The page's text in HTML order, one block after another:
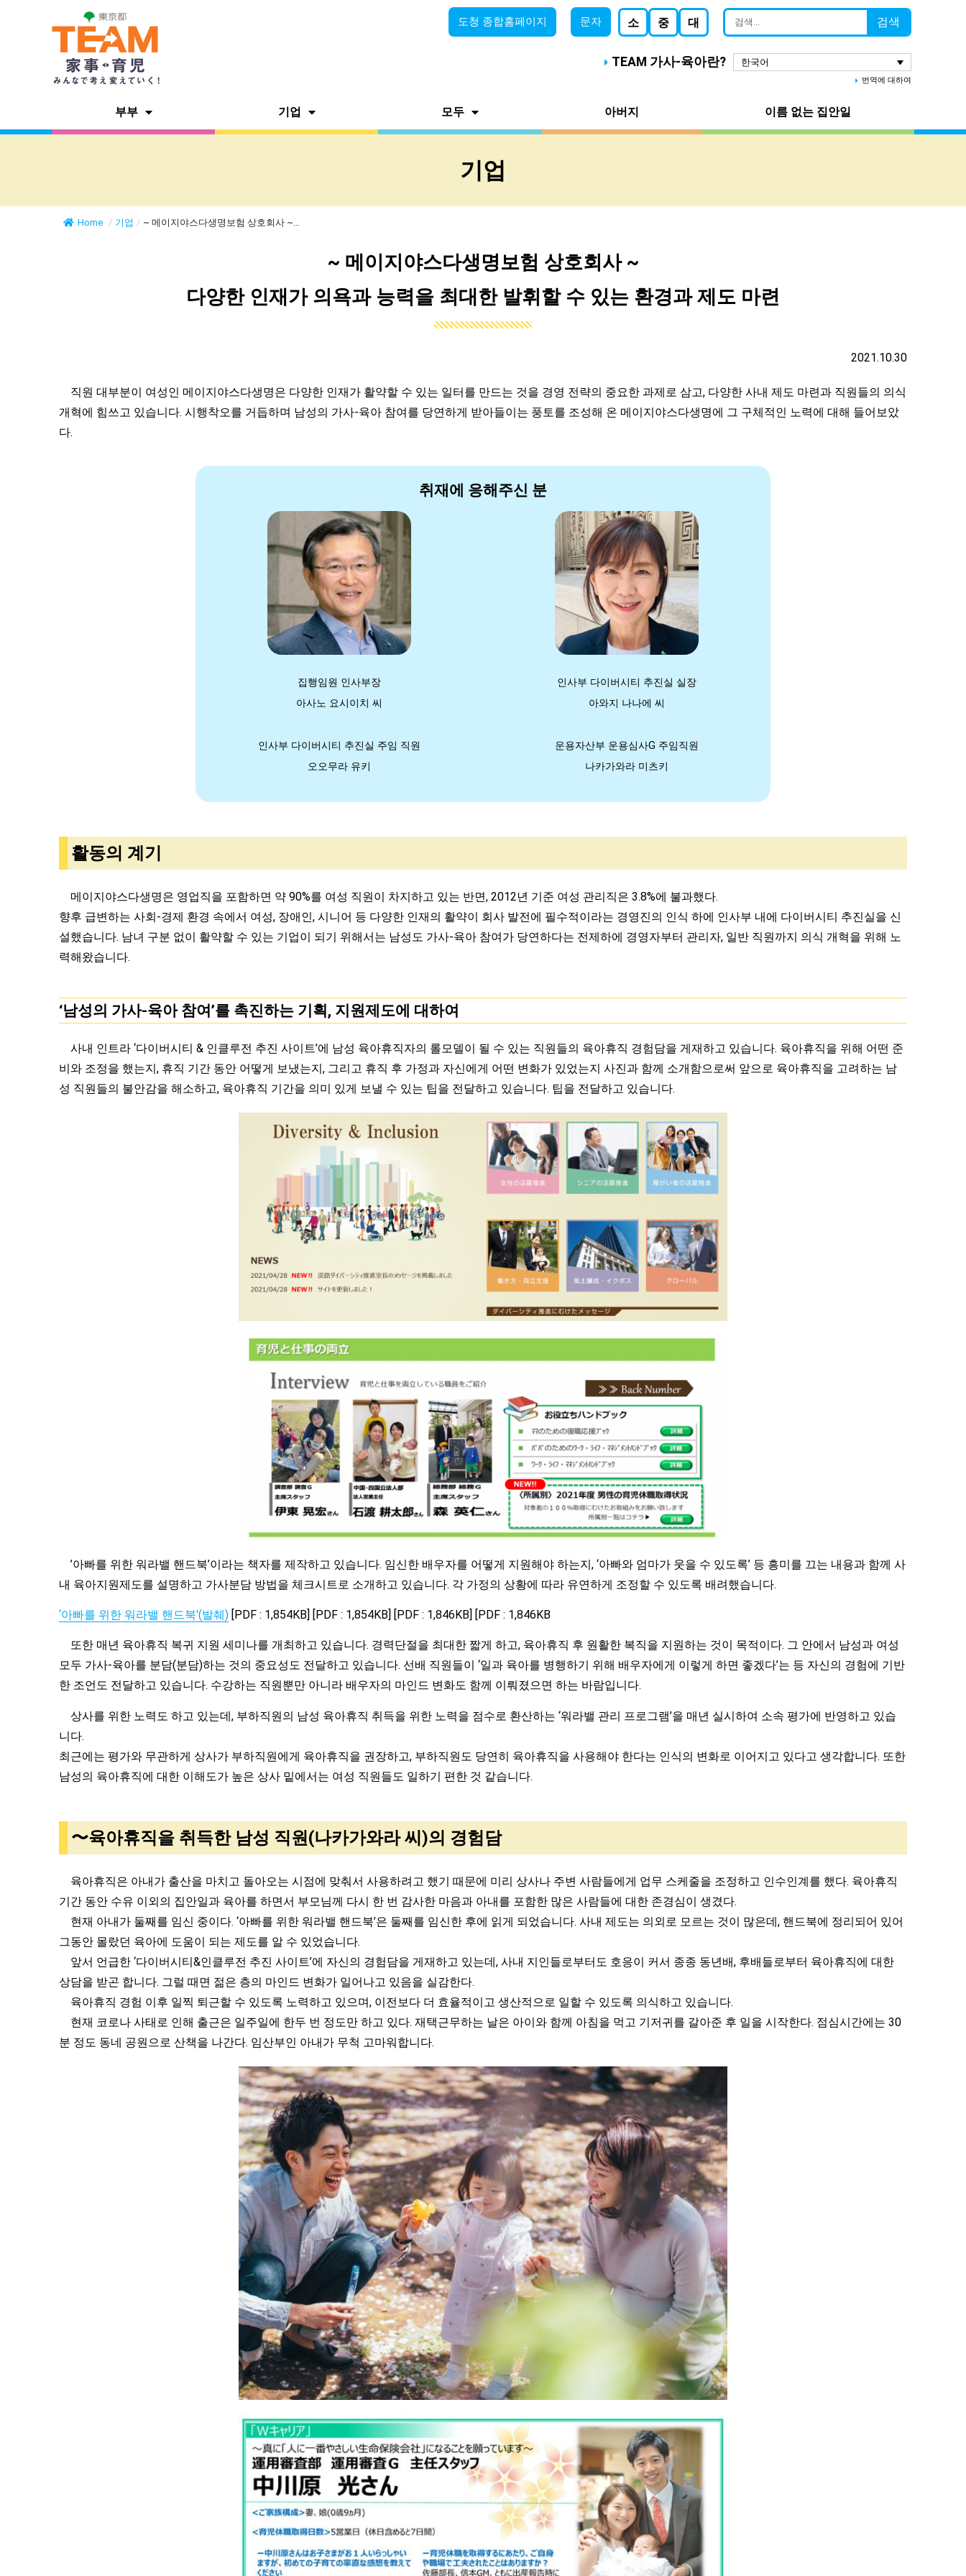
도청 종합홈페이지 문자 소 중 대 검색
TEAM 가사-육아란? 한국어
번역에 대하여
부부 기업 모두 아버지 이름 없는 집안일
기업
Home / 기업 / ~ 메이지야스다생명보험 상호회사 ~...
~ 메이지야스다생명보험 상호회사 ~
다양한 인재가 의욕과 능력을 최대한 발휘할 수 있는 환경과 제도 마련
2021.10.30
직원 대부분이 여성인 메이지야스다생명은 다양한 인재가 활약할 수 있는 일터를 만드는 것을 경영 전략의 중요한 과제로 삼고, 다양한 사내 제도 마련과 직원들의 의식
개혁에 힘쓰고 있습니다. 시행착오를 거듭하며 남성의 가사-육아 참여를 당연하게 받아들이는 풍토를 조성해 온 메이지야스다생명에 그 구체적인 노력에 대해 들어보았
다.
취재에 응해주신 분
집행임원 인사부장
아사노 요시이치 씨
인사부 다이버시티 추진실 실장
아와지 나나에 씨
인사부 다이버시티 추진실 주임 직원
오오무라 유키
운용자산부 운용심사G 주임직원
나카가와라 미츠키
활동의 계기
메이지야스다생명은 영업직을 포함하면 약 90%를 여성 직원이 차지하고 있는 반면, 2012년 기준 여성 관리직은 3.8%에 불과했다.
향후 급변하는 사회-경제 환경 속에서 여성, 장애인, 시니어 등 다양한 인재의 활약이 회사 발전에 필수적이라는 경영진의 인식 하에 인사부 내에 다이버시티 추진실을 신
설했습니다. 남녀 구분 없이 활약할 수 있는 기업이 되기 위해서는 남성도 가사-육아 참여가 당연하다는 전제하에 경영자부터 관리자, 일반 직원까지 의식 개혁을 위해 노
력해왔습니다.
‘남성의 가사-육아 참여’를 촉진하는 기획, 지원제도에 대하여
사내 인트라 ‘다이버시티 & 인클루전 추진 사이트’에 남성 육아휴직자의 롤모델이 될 수 있는 직원들의 육아휴직 경험담을 게재하고 있습니다. 육아휴직을 위해 어떤 준
비와 조정을 했는지, 휴직 기간 동안 어떻게 보냈는지, 그리고 휴직 후 가정과 자신에게 어떤 변화가 있었는지 사진과 함께 소개함으로써 앞으로 육아휴직을 고려하는 남
성 직원들의 불안감을 해소하고, 육아휴직 기간을 의미 있게 보낼 수 있는 팁을 전달하고 있습니다. 팁을 전달하고 있습니다.
’아빠를 위한 워라밸 핸드북’이라는 책자를 제작하고 있습니다. 임신한 배우자를 어떻게 지원해야 하는지, ‘아빠와 엄마가 웃을 수 있도록’ 등 흥미를 끄는 내용과 함께 사
내 육아지원제도를 설명하고 가사분담 방법을 체크시트로 소개하고 있습니다. 각 가정의 상황에 따라 유연하게 조정할 수 있도록 배려했습니다.
‘아빠를 위한 워라밸 핸드북'(발췌) [PDF : 1,854KB] [PDF : 1,854KB] [PDF : 1,846KB] [PDF : 1,846KB
또한 매년 육아휴직 복귀 지원 세미나를 개최하고 있습니다. 경력단절을 최대한 짧게 하고, 육아휴직 후 원활한 복직을 지원하는 것이 목적이다. 그 안에서 남성과 여성
모두 가사-육아를 분담(분담)하는 것의 중요성도 전달하고 있습니다. 선배 직원들이 ‘일과 육아를 병행하기 위해 배우자에게 이렇게 하면 좋겠다’는 등 자신의 경험에 기반
한 조언도 전달하고 있습니다. 수강하는 직원뿐만 아니라 배우자의 마인드 변화도 함께 이뤄졌으면 하는 바람입니다.
상사를 위한 노력도 하고 있는데, 부하직원의 남성 육아휴직 취득을 위한 노력을 점수로 환산하는 ‘워라밸 관리 프로그램’을 매년 실시하여 소속 평가에 반영하고 있습
니다.
최근에는 평가와 무관하게 상사가 부하직원에게 육아휴직을 권장하고, 부하직원도 당연히 육아휴직을 사용해야 한다는 인식의 변화로 이어지고 있다고 생각합니다. 또한
남성의 육아휴직에 대한 이해도가 높은 상사 밑에서는 여성 직원들도 일하기 편한 것 같습니다.
〜육아휴직을 취득한 남성 직원(나카가와라 씨)의 경험담
육아휴직은 아내가 출산을 마치고 돌아오는 시점에 맞춰서 사용하려고 했기 때문에 미리 상사나 주변 사람들에게 업무 스케줄을 조정하고 인수인계를 했다. 육아휴직
기간 동안 수유 이외의 집안일과 육아를 하면서 부모님께 다시 한 번 감사한 마음과 아내를 포함한 많은 사람들에 대한 존경심이 생겼다.
현재 아내가 둘째를 임신 중이다. ‘아빠를 위한 워라밸 핸드북’은 둘째를 임신한 후에 읽게 되었습니다. 사내 제도는 의외로 모르는 것이 많은데, 핸드북에 정리되어 있어
그동안 몰랐던 육아에 도움이 되는 제도를 알 수 있었습니다.
앞서 언급한 ‘다이버시티&인클루전 추진 사이트’에 자신의 경험담을 게재하고 있는데, 사내 지인들로부터도 호응이 커서 종종 동년배, 후배들로부터 육아휴직에 대한
상담을 받곤 합니다. 그럴 때면 젊은 층의 마인드 변화가 일어나고 있음을 실감한다.
육아휴직 경험 이후 일찍 퇴근할 수 있도록 노력하고 있으며, 이전보다 더 효율적이고 생산적으로 일할 수 있도록 의식하고 있습니다.
현재 코로나 사태로 인해 출근은 일주일에 한두 번 정도만 하고 있다. 재택근무하는 날은 아이와 함께 아침을 먹고 기저귀를 갈아준 후 일을 시작한다. 점심시간에는 30
분 정도 동네 공원으로 산책을 나간다. 임산부인 아내가 무척 고마워합니다.